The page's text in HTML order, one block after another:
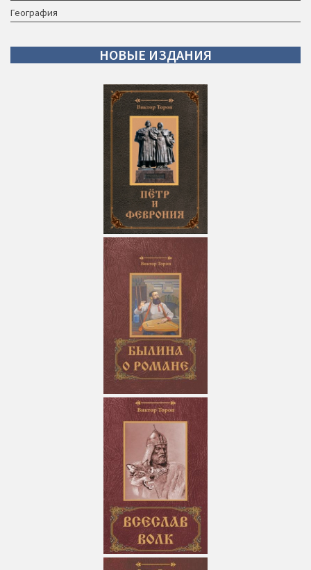
География
НОВЫЕ ИЗДАНИЯ